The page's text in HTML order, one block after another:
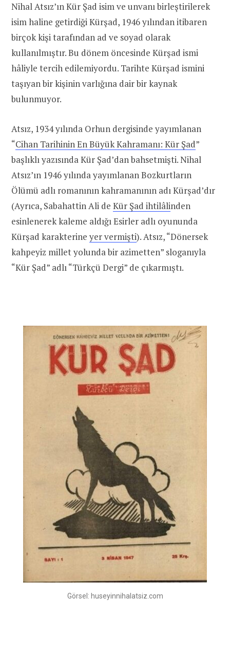
Nihal Atsız’ın Kür Şad isim ve unvanı birleştirilerek
isim haline getirdiği Kürşad, 1946 yılından itibaren
birçok kişi tarafından ad ve soyad olarak
kullanılmıştır. Bu dönem öncesinde Kürşad ismi
hâliyle tercih edilemiyordu. Tarihte Kürşad ismini
taşıyan bir kişinin varlığına dair bir kaynak
bulunmuyor.
Atsız, 1934 yılında Orhun dergisinde yayımlanan
“Cihan Tarihinin En Büyük Kahramanı: Kür Şad”
başlıklı yazısında Kür Şad’dan bahsetmişti. Nihal
Atsız’ın 1946 yılında yayımlanan Bozkurtların
Ölümü adlı romanının kahramanının adı Kürşad’dır
(Ayrıca, Sabahattin Ali de Kür Şad ihtilâlinden
esinlenerek kaleme aldığı Esirler adlı oyununda
Kürşad karakterine yer vermişti). Atsız, “Dönersek
kahpeyiz millet yolunda bir azimetten” sloganıyla
“Kür Şad” adlı “Türkçü Dergi” de çıkarmıştı.
Görsel: huseyinnihalatsiz.com